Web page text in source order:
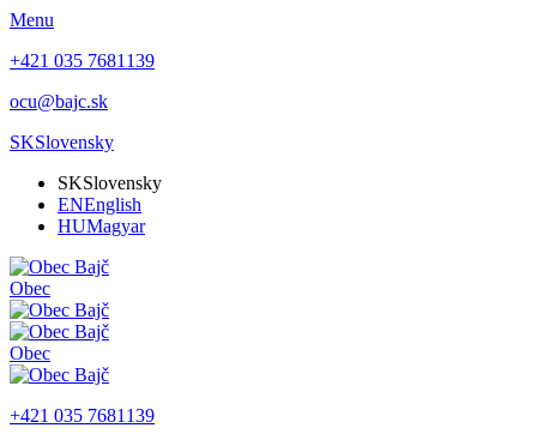
Menu
+421 035 7681139
ocu@bajc.sk
SKSlovensky
SKSlovensky
ENEnglish
HUMagyar
Obec
Obec
+421 035 7681139